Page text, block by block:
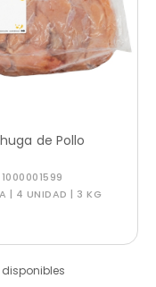
de Pollo
1000001599
| 4 UNIDAD | 3 KG